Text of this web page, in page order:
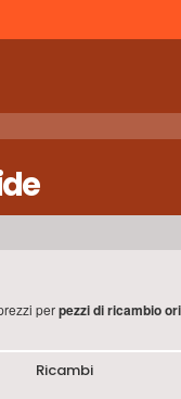
perpezzi di ricambio
Ricambi